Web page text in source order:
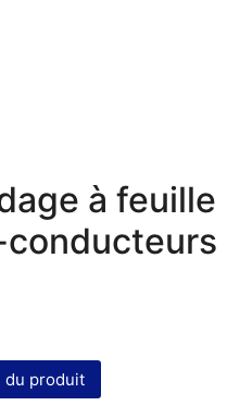
à feuille
du produit